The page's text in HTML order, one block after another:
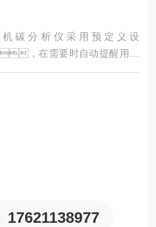
机碳分析仪采用预定义设
，在需要时自动提醒用户
系列成为常规实验室应用
17621138977